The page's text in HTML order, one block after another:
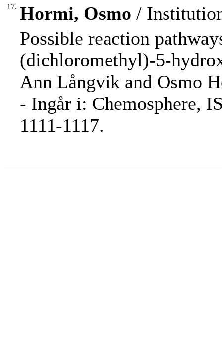
17. Hormi, Osmo /
Possible reaction
(dichloromethyl)-5-
Ann Långvik and Osmo
- Ingår i: Chemosphere,
1111-1117.